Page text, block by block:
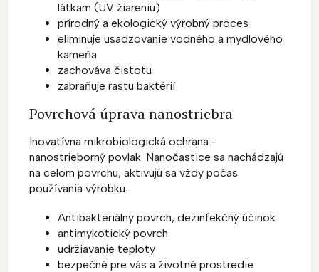
látkam (UV žiareniu)
prírodný a ekologický výrobný proces
eliminuje usadzovanie vodného a mydlového
kameňa
zachováva čistotu
zabraňuje rastu baktérií
Povrchová úprava nanostriebra
Inovatívna mikrobiologická ochrana -
nanostrieborný povlak. Nanočastice sa nachádzajú
na celom povrchu, aktivujú sa vždy počas
používania výrobku.
Antibakteriálny povrch, dezinfekčný účinok
antimykotický povrch
udržiavanie teploty
bezpečné pre vás a životné prostredie